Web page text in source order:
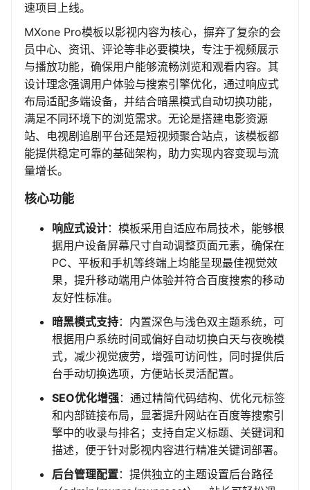
速项目上线。
MXone Pro模板以影视内容为核心，摒弃了复杂的会
员中心、资讯、评论等非必要模块，专注于视频展示
与播放功能，确保用户能够流畅浏览和观看内容。其
设计理念强调用户体验与搜索引擎优化，通过响应式
布局适配多端设备，并结合暗黑模式自动切换功能，
满足不同环境下的浏览需求。无论是搭建电影资源
站、电视剧追剧平台还是短视频聚合站点，该模板都
能提供稳定可靠的基础架构，助力实现内容变现与流
量增长。
核心功能
响应式设计：模板采用自适应布局技术，能够根
据用户设备屏幕尺寸自动调整页面元素，确保在
PC、平板和手机等终端上均能呈现最佳视觉效
果，提升移动端用户体验并符合百度搜索的移动
友好性标准。
暗黑模式支持：内置深色与浅色双主题系统，可
根据用户系统时间或偏好自动切换白天与夜晚模
式，减少视觉疲劳，增强可访问性，同时提供后
台手动切换选项，方便站长灵活配置。
SEO优化增强：通过精简代码结构、优化元标签
和内部链接布局，显著提升网站在百度等搜索引
擎中的收录与排名；支持自定义标题、关键词和
描述，便于针对影视内容进行精准关键词部署。
后台管理配置：提供独立的主题设置后台路径